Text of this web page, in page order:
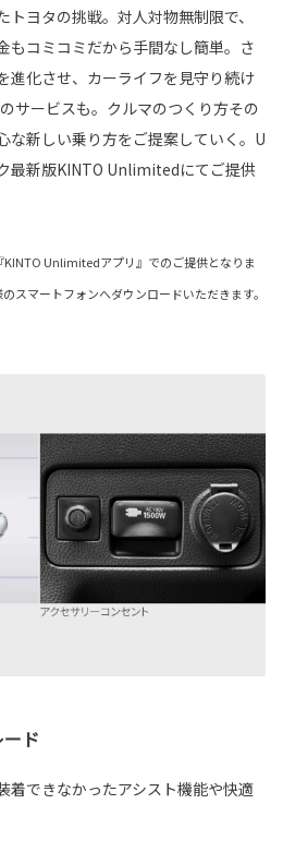
ヨタの挑戦。対人対物無制限で、
もコミコミだから手間なし簡単。さ
進化させ、カーライフを見守り続け
サービスも。クルマのつくり方その
な新しい乗り方をご提案していく。U
最新版KINTO Unlimitedにてご提供
Unlimitedアプリ』でのご提供となりま
マートフォンへダウンロードいただきます。
ド
着できなかったアシスト機能や快適